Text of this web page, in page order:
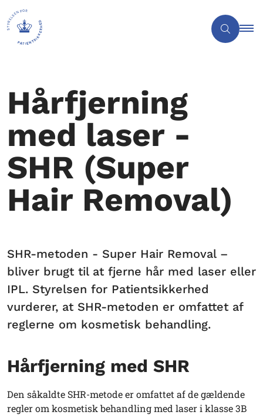
Hårfjerning
med laser -
SHR (Super
Hair Removal)
SHR-metoden - Super Hair Removal –
bliver brugt til at fjerne hår med laser eller
IPL. Styrelsen for Patientsikkerhed
vurderer, at SHR-metoden er omfattet af
reglerne om kosmetisk behandling.
Hårfjerning med SHR
Den såkaldte SHR-metode er omfattet af de gældende
regler om kosmetisk behandling med laser i klasse 3B